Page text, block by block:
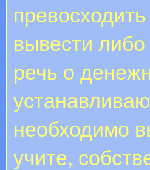
вывести
речь о
необходимо
учите,